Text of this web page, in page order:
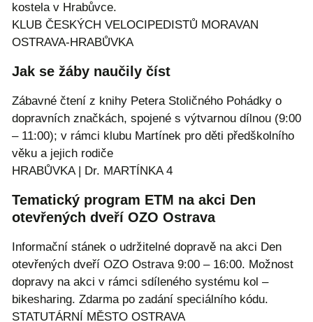
kostela v Hrabůvce.
KLUB ČESKÝCH VELOCIPEDISTŮ MORAVAN
OSTRAVA-HRABŮVKA
Jak se žáby naučily číst
Zábavné čtení z knihy Petera Stoličného Pohádky o
dopravních značkách, spojené s výtvarnou dílnou (9:00
– 11:00); v rámci klubu Martínek pro děti předškolního
věku a jejich rodiče
HRABŮVKA | Dr. MARTÍNKA 4
Tematický program ETM na akci Den
otevřených dveří OZO Ostrava
Informační stánek o udržitelné dopravě na akci Den
otevřených dveří OZO Ostrava 9:00 – 16:00. Možnost
dopravy na akci v rámci sdíleného systému kol –
bikesharing. Zdarma po zadání speciálního kódu.
STATUTÁRNÍ MĚSTO OSTRAVA